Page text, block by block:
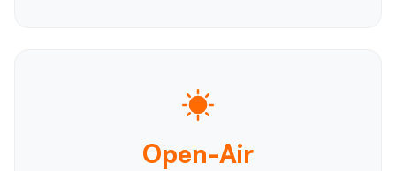
Open-Air